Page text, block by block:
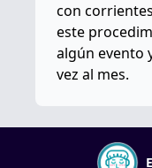
con
este
algún evento
vez al mes.